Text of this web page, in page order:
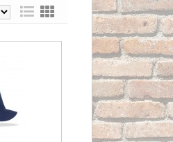
Bumper PRO Azul Marino 2088-